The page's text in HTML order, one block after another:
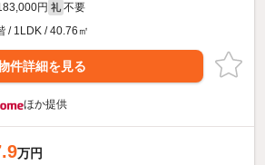
円 礼 不要
/ 1LDK / 40.76㎡
件詳細を見る
ほか提供
万円